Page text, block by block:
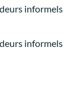
informels
informels